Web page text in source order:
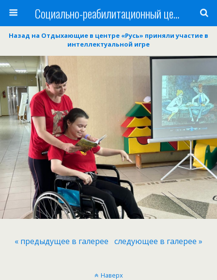
Cоциально-реабилитационный центр Русь
Назад на Отдыхающие в центре «Русь» приняли участие в
интеллектуальной игре
« предыдущее в галерее следующее в галерее »
Наверх